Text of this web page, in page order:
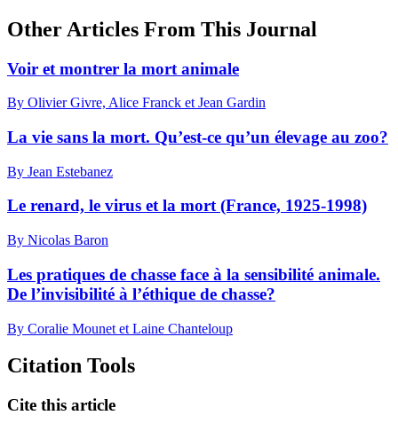
Other Articles From This Journal
Voir et montrer la mort animale
By Olivier Givre, Alice Franck et Jean Gardin
La vie sans la mort. Qu’est-ce qu’un élevage au zoo?
By Jean Estebanez
Le renard, le virus et la mort (France, 1925-1998)
By Nicolas Baron
Les pratiques de chasse face à la sensibilité animale.
De l’invisibilité à l’éthique de chasse?
By Coralie Mounet et Laine Chanteloup
Citation Tools
Cite this article